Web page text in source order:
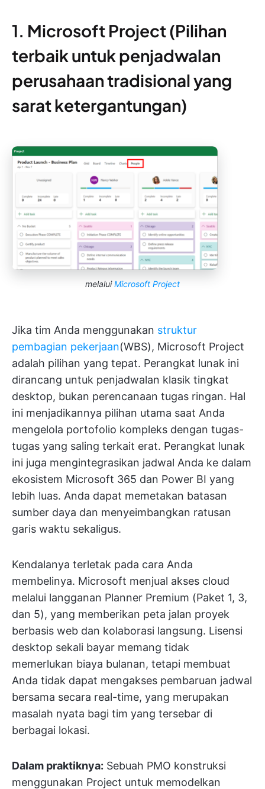
1. Microsoft Project (Pilihan
terbaik untuk penjadwalan
perusahaan tradisional yang
sarat ketergantungan)
melaluiMicrosoft Project
Jika tim Anda menggunakan struktur
pembagian pekerjaan(WBS), Microsoft Project
adalah pilihan yang tepat. Perangkat lunak ini
dirancang untuk penjadwalan klasik tingkat
desktop, bukan perencanaan tugas ringan. Hal
ini menjadikannya pilihan utama saat Anda
mengelola portofolio kompleks dengan tugas-
tugas yang saling terkait erat. Perangkat lunak
ini juga mengintegrasikan jadwal Anda ke dalam
ekosistem Microsoft 365 dan Power BI yang
lebih luas. Anda dapat memetakan batasan
sumber daya dan menyeimbangkan ratusan
garis waktu sekaligus.
Kendalanya terletak pada cara Anda
membelinya. Microsoft menjual akses cloud
melalui langganan Planner Premium (Paket 1, 3,
dan 5), yang memberikan peta jalan proyek
berbasis web dan kolaborasi langsung. Lisensi
desktop sekali bayar memang tidak
memerlukan biaya bulanan, tetapi membuat
Anda tidak dapat mengakses pembaruan jadwal
bersama secara real-time, yang merupakan
masalah nyata bagi tim yang tersebar di
berbagai lokasi.
Dalam praktiknya: Sebuah PMO konstruksi
menggunakan Project untuk memodelkan